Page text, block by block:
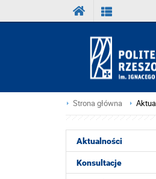
Strona główna
Aktualności
Konsultacje